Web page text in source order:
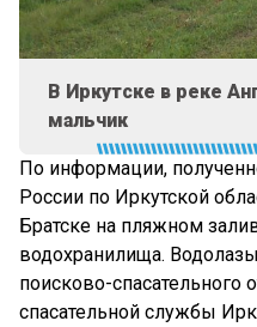
В Иркутске в реке
мальчик
По информации,
России по Иркутской
Братске на пляжном
водохранилища.
поисково-спасательного
спасательной службы